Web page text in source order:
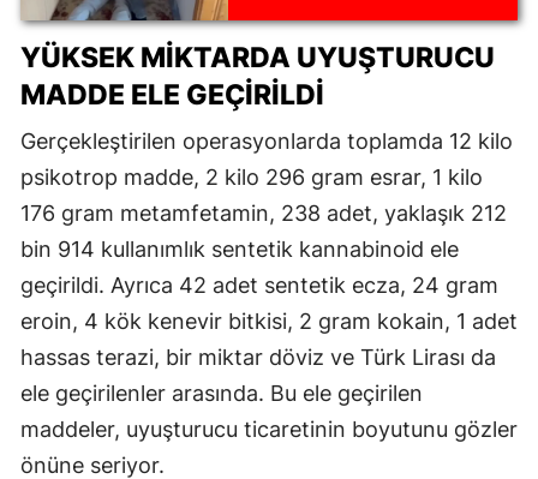
geçirilen
mühimmatlar
YÜKSEK MIKTARDA UYUŞTURUCU
MADDE ELE GEÇIRILDI
Gerçekleştirilen operasyonlarda toplamda 12 kilo
psikotrop madde, 2 kilo 296 gram esrar, 1 kilo
176 gram metamfetamin, 238 adet, yaklaşık 212
bin 914 kullanımlık sentetik kannabinoid ele
geçirildi. Ayrıca 42 adet sentetik ecza, 24 gram
eroin, 4 kök kenevir bitkisi, 2 gram kokain, 1 adet
hassas terazi, bir miktar döviz ve Türk Lirası da
ele geçirilenler arasında. Bu ele geçirilen
maddeler, uyuşturucu ticaretinin boyutunu gözler
önüne seriyor.